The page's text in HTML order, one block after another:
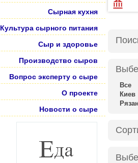
Сырная кухня
Культура сырного питания
Сыр и здоровье
Производство сыров
Вопрос эксперту о сыре
О проекте
Новости о сыре
Все
Киев